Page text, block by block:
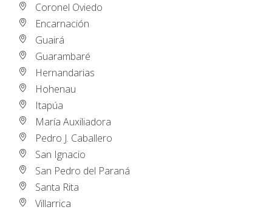
Coronel Oviedo
Encarnación
Guairá
Guarambaré
Hernandarias
Hohenau
Itapúa
María Auxiliadora
Pedro J. Caballero
San Ignacio
San Pedro del Paraná
Santa Rita
Villarrica